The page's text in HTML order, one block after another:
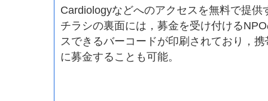
Cardiologyなどへのアクセスを無料で提供
チラシの裏面には，募金を受け付ける
スできるバーコードが印刷されており，
に募金することも可能。